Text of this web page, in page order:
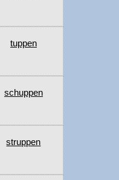
tuppen
schuppen
struppen